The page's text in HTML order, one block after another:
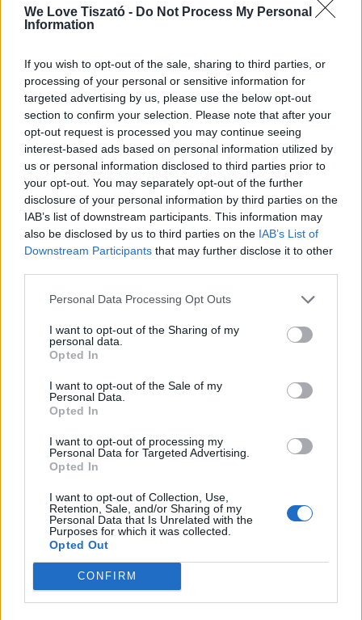
We Love Tiszató - Do Not Process My Personal
Information
If you wish to opt-out of the sale, sharing to third parties, or
processing of your personal or sensitive information for
targeted advertising by us, please use the below opt-out
section to confirm your selection. Please note that after your
opt-out request is processed you may continue seeing
interest-based ads based on personal information utilized by
us or personal information disclosed to third parties prior to
your opt-out. You may separately opt-out of the further
disclosure of your personal information by third parties on the
IAB’s list of downstream participants. This information may
also be disclosed by us to third parties on the IAB’s List of
Downstream Participants that may further disclose it to other
Personal Data Processing Opt Outs
I want to opt-out of the Sharing of my
personal data.
Opted In
I want to opt-out of the Sale of my
Personal Data.
Opted In
I want to opt-out of processing my
Personal Data for Targeted Advertising.
Opted In
I want to opt-out of Collection, Use,
Retention, Sale, and/or Sharing of my
Personal Data that Is Unrelated with the
Purposes for which it was collected.
Opted Out
CONFIRM
Borkóstoló részvételi díj:
7.900 Ft/fő, mely tartalmazza a vezetett
kóstolást, borkorcsolyát. és a
kóstolandó borokat.
Előzetes regisztráció szükséges!
Jegyvásárlás online
https://keresz.hu/program/borkostolo
-szuromi-csaladi-birtok-borai/
óra között.